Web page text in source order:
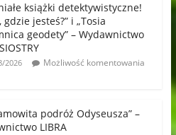
książki detektywistyczne!
gdzie jesteś?” i „Tosia
geodety” – Wydawnictwo
2026
Możliwość komentowania
podróż Odyseusza” –
LIBRA